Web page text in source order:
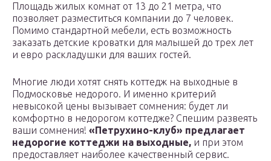
Площадь жилых комнат от 13 до 21 метра, что
позволяет разместиться компании до 7 человек.
Помимо стандартной мебели, есть возможность
заказать детские кроватки для малышей до трех лет
и евро раскладушки для ваших гостей.
Многие люди хотят снять коттедж на выходные в
Подмосковье недорого. И именно критерий
невысокой цены вызывает сомнения: будет ли
комфортно в недорогом коттедже? Спешим развеять
ваши сомнения! «Петрухино-клуб» предлагает
недорогие коттеджи на выходные, и при этом
предоставляет наиболее качественный сервис.